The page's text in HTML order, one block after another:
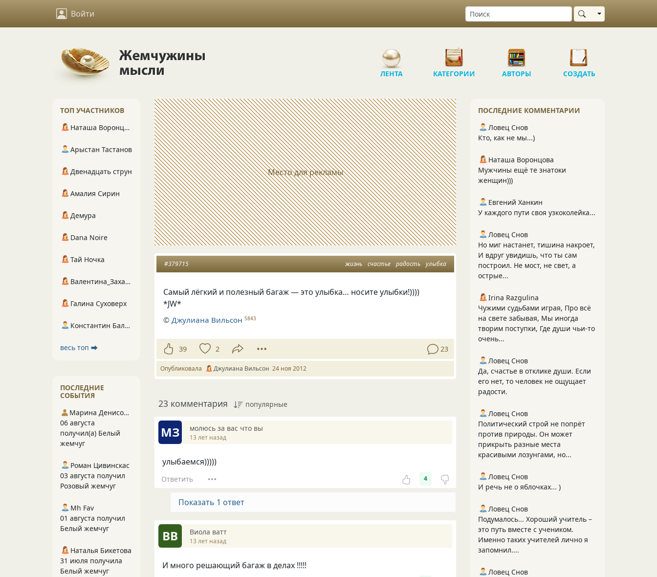
Войти Выбрать область
ЛЕНТА КАТЕГОРИИ АВТОРЫ СОЗДАТЬ
Место для рекламы
жизнь счастье радость улыбка
#379715
Самый лёгкий и полезный багаж — это улыбка… носите улыбки!))))
*JW*
© Джулиана Вильсон 5843
39 2 23
Опубликовала Джулиана Вильсон 24 ноя 2012
23 комментария популярные
МЗ молюсь за вас что вы
13 лет назад
улыбаемся)))))
Ответить 4
Показать 1 ответ
ВВ Виола ватт
13 лет назад
И много решающий багаж в делах !!!!!
ПОСЛЕДНИЕ КОММЕНТАРИИ
Ловец Снов
Кто, как не мы...)
Наташа Воронцова
Мужчины ещё те знатоки
женщин)))
Евгений Ханкин
У каждого пути своя узкоколейка...
Ловец Снов
Но миг настанет, тишина накроет,
И вдруг увидишь, что ты сам
построил. Не мост, не свет, а
острые...
Irina Razgulina
Чужими судьбами играя, Про всё
на свете забывая, Мы иногда
творим поступки, Где души чьи-то
очень...
Ловец Снов
Да, счастье в отклике души. Если
его нет, то человек не ощущает
радости.
Ловец Снов
Политический строй не попрёт
против природы. Он может
прикрыть разные места
красивыми лозунгами, но...
Ловец Снов
И речь не о яблочках... )
Ловец Снов
Подумалось... Хороший учитель –
это путь вместе с учеником.
Именно таких учителей лично я
запомнил....
Ловец Снов
ТОП УЧАСТНИКОВ
Наташа Воронцова
Арыстан Тастанов
Двенадцать струн
Амалия Сирин
Демура
Dana Noire
Тай Ночка
Валентина_Захарова
Галина Суховерх
Константин Балухта
весь топ ⮕
ПОСЛЕДНИЕ
СОБЫТИЯ
Марина Денисова 5
06 августа
получил(а) Белый
жемчуг
Роман Цивинскас
03 августа получил
Розовый жемчуг
Mh Fav
01 августа получил
Белый жемчуг
Наталья Бикетова
31 июля получила
Белый жемчуг